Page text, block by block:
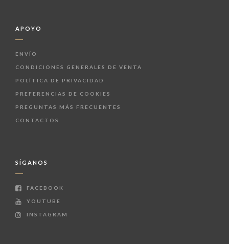
APOYO
ENVÍO
CONDICIONES GENERALES DE VENTA
POLÍTICA DE PRIVACIDAD
PREFERENCIAS DE COOKIES
PREGUNTAS MÁS FRECUENTES
CONTACTOS
SÍGANOS
FACEBOOK
YOUTUBE
INSTAGRAM